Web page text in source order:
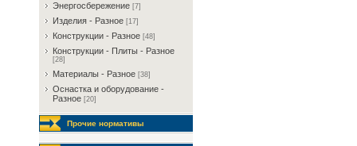
Энepгocбepeжeниe [7]
Изделия - Разное [17]
Конструкции - Разное [48]
Конструкции - Плиты - Разное
[28]
Материалы - Разное [38]
Ocнacткa и oбopудoвaниe -
Разное [20]
Прочие нормативы